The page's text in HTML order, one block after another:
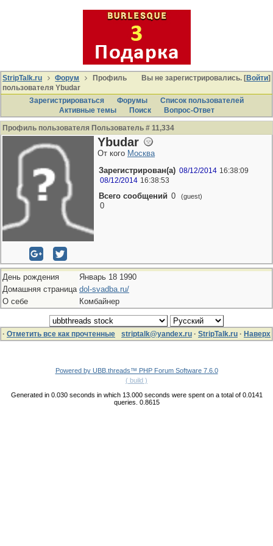
Вы не зарегистрировались. [Войти]
StripTalk.ru Форум
Профиль
пользователя Ybudar
Зарегистрироваться
Форумы
Список пользователей
Активные темы
Поиcк Вопрос-Ответ
Профиль пользователя Пользователь # 11,334
Ybudar
От кого Москва
Зарегистрирован(а) 08/12/2014 16:38:09
08/12/2014 16:38:53
Всего сообщений 0 (guest)
0
День рождения
Январь 18 1990
Домашняя страница dol-svadba.ru/
О себе
Комбайнер
· Отметить все как прочтенные striptalk@yandex.ru · StripTalk.ru · Наверх
Powered by UBB.threads™ PHP Forum Software 7.6.0
( build )
Generated in 0.030 seconds in which 13.000 seconds were spent on a total of 0.0141
queries. 0.8615